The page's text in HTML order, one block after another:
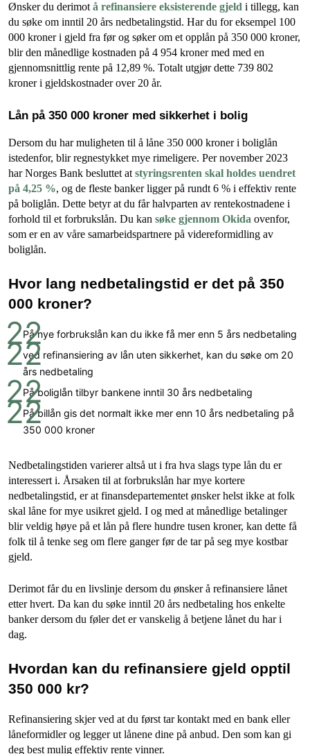
Ønsker du derimot å refinansiere eksisterende gjeld i tillegg, kan
du søke om inntil 20 års nedbetalingstid. Har du for eksempel 100
000 kroner i gjeld fra før og søker om et opplån på 350 000 kroner,
blir den månedlige kostnaden på 4 954 kroner med med en
gjennomsnittlig rente på 12,89 %. Totalt utgjør dette 739 802
kroner i gjeldskostnader over 20 år.
Lån på 350 000 kroner med sikkerhet i bolig
Dersom du har muligheten til å låne 350 000 kroner i boliglån
istedenfor, blir regnestykket mye rimeligere. Per november 2023
har Norges Bank besluttet at styringsrenten skal holdes uendret
på 4,25 %, og de fleste banker ligger på rundt 6 % i effektiv rente
på boliglån. Dette betyr at du får halvparten av rentekostnadene i
forhold til et forbrukslån. Du kan søke gjennom Okida ovenfor,
som er en av våre samarbeidspartnere på videreformidling av
boliglån.
Hvor lang nedbetalingstid er det på 350
000 kroner?
På nye forbrukslån kan du ikke få mer enn 5 års nedbetaling
ved refinansiering av lån uten sikkerhet, kan du søke om 20
års nedbetaling
På boliglån tilbyr bankene inntil 30 års nedbetaling
På billån gis det normalt ikke mer enn 10 års nedbetaling på
350 000 kroner
Nedbetalingstiden varierer altså ut i fra hva slags type lån du er
interessert i. Årsaken til at forbrukslån har mye kortere
nedbetalingstid, er at finansdepartementet ønsker helst ikke at folk
skal låne for mye usikret gjeld. I og med at månedlige betalinger
blir veldig høye på et lån på flere hundre tusen kroner, kan dette få
folk til å tenke seg om flere ganger før de tar på seg mye kostbar
gjeld.
Derimot får du en livslinje dersom du ønsker å refinansiere lånet
etter hvert. Da kan du søke inntil 20 års nedbetaling hos enkelte
banker dersom du føler det er vanskelig å betjene lånet du har i
dag.
Hvordan kan du refinansiere gjeld opptil
350 000 kr?
Refinansiering skjer ved at du først tar kontakt med en bank eller
låneformidler og legger ut lånene dine på anbud. Den som kan gi
deg best mulig effektiv rente vinner.